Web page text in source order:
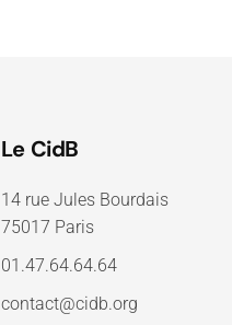
Le CidB
14 rue Jules Bourdais
75017 Paris
01.47.64.64.64
contact@cidb.org